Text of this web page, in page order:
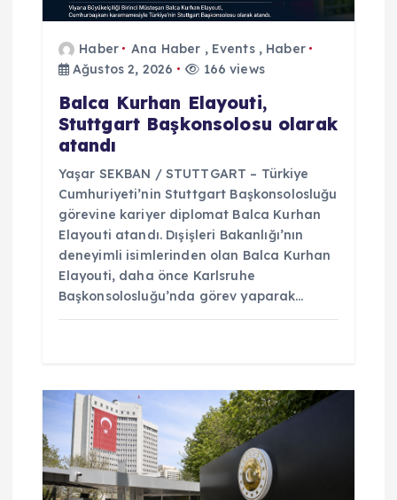
Haber Ana Haber , Events, Haber
Ağustos 2, 2026
166 views
Balca Kurhan Elayouti,
Stuttgart Başkonsolosu olarak
atandı
Yaşar SEKBAN / STUTTGART – Türkiye
Cumhuriyeti’nin Stuttgart Başkonsolosluğu
görevine kariyer diplomat Balca Kurhan
Elayouti atandı. Dışişleri Bakanlığı’nın
deneyimli isimlerinden olan Balca Kurhan
Elayouti, daha önce Karlsruhe
Başkonsolosluğu’nda görev yaparak…